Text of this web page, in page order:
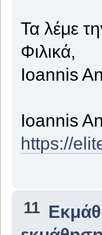
Τα λέμε
Φιλικά,
Ioannis
Ioannis
https://
11